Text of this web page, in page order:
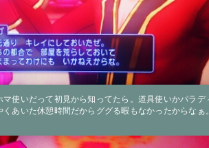
使いだって初見から知ってたら。道具使いかパラデ
あいた休憩時間だからググる暇もなかったからなぁ